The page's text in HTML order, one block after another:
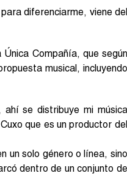
diferenciarme, viene del
Compañía, que según
musical, incluyendo
ahí se distribuye mi música
que es un productor del
un solo género o línea, sino
dentro de un conjunto de